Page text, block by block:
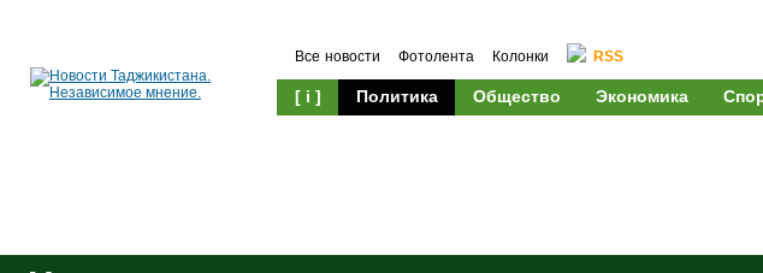
Все новости Фотолента Колонки RSS
[ i ] Политика Общество Экономика